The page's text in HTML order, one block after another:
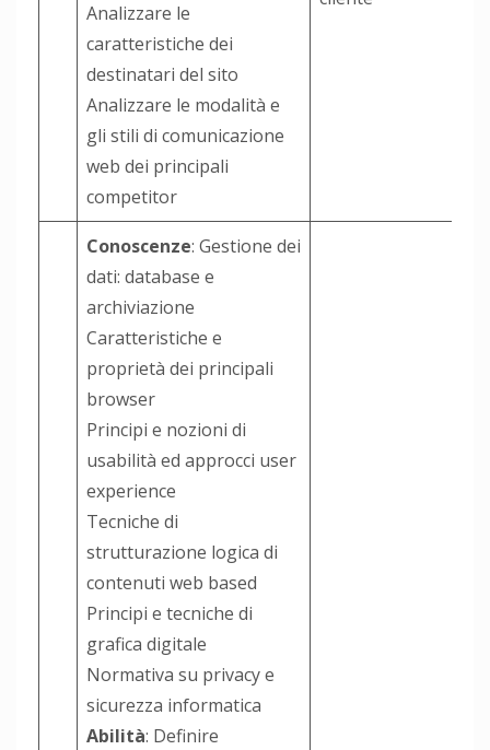
Analizzare le
caratteristiche dei
destinatari del sito
Analizzare le modalità e
gli stili di comunicazione
web dei principali
competitor
Conoscenze: Gestione dei
dati: database e
archiviazione
Caratteristiche e
proprietà dei principali
browser
Principi e nozioni di
usabilità ed approcci user
experience
Tecniche di
strutturazione logica di
contenuti web based
Principi e tecniche di
grafica digitale
Normativa su privacy e
sicurezza informatica
Abilità: Definire